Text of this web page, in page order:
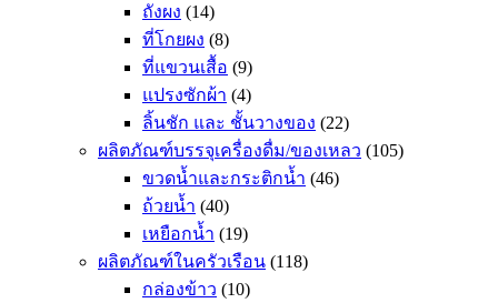
ถังผง (14)
ที่โกยผง (8)
ที่แขวนเสื้อ (9)
แปรงซักผ้า (4)
ลิ้นชัก และ ชั้นวางของ (22)
ผลิตภัณฑ์บรรจุเครื่องดื่ม/ของเหลว (105)
ขวดน้ำและกระติกน้ำ (46)
ถ้วยน้ำ (40)
เหยือกน้ำ (19)
ผลิตภัณฑ์ในครัวเรือน (118)
กล่องข้าว (10)